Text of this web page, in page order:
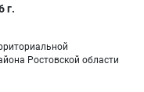
г.
Ростовской области